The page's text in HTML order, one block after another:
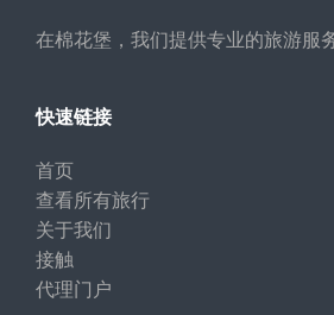
在棉花堡，我们提供专业的旅游服务
快速链接
首页
查看所有旅行
关于我们
接触
代理门户